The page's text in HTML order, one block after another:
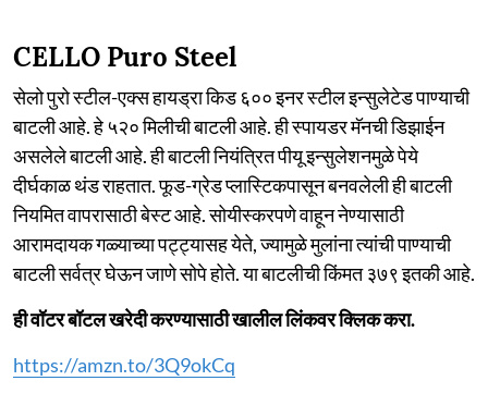
CELLO Puro Steel
सेलो पुरो स्टील-एक्स हायड्रा किड ६०० इनर स्टील इन्सुलेटेड पाण्याची
बाटली आहे. हे ५२० मिलीची बाटली आहे. ही स्पायडर मॅनची डिझाईन
असलेले बाटली आहे. ही बाटली नियंत्रित पीयू इन्सुलेशनमुळे पेये
दीर्घकाळ थंड राहतात. फूड-ग्रेड प्लास्टिकपासून बनवलेली ही बाटली
नियमित वापरासाठी बेस्ट आहे. सोयीस्करपणे वाहून नेण्यासाठी
आरामदायक गळ्याच्या पट्ट्यासह येते, ज्यामुळे मुलांना त्यांची पाण्याची
बाटली सर्वत्र घेऊन जाणे सोपे होते. या बाटलीची किंमत ३७९ इतकी आहे.
ही वॉटर बॉटल खरेदी करण्यासाठी खालील लिंकवर क्लिक करा.
https://amzn.to/3Q9okCq